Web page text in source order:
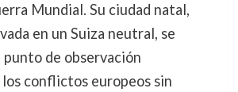
Mundial. Su ciudad natal,
en un Suiza neutral, se
de observación
conflictos europeos sin